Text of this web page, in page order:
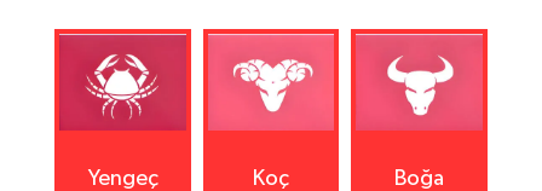
Yengeç Koç Boğa